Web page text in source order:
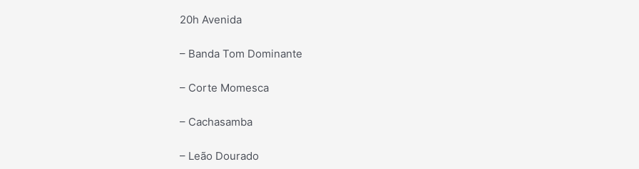
20h Avenida
– Banda Tom Dominante
– Corte Momesca
– Cachasamba
– Leão Dourado